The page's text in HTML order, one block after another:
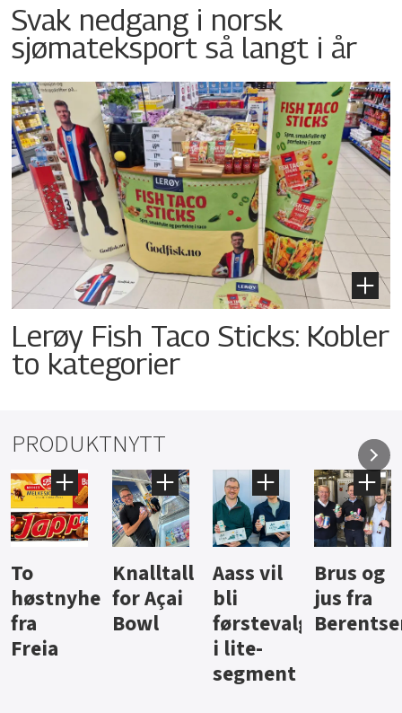
Svak nedgang i norsk
sjømateksport så langt i år
Lerøy Fish Taco Sticks: Kobler
to kategorier
PRODUKTNYTT
Knalltall
for Açai
Bowl
Aass vil
bli
førstevalg
Brus og
jus fra
Berentsen
Hard
iste fra
Hansa